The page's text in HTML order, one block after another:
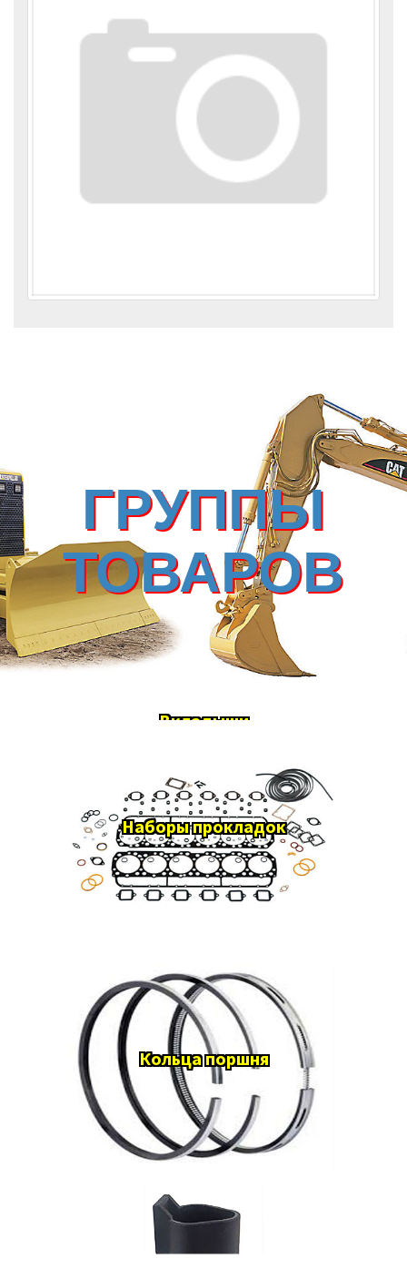
ГРУППЫ
ТОВАРОВ
Вкладыши
Наборы прокладок
Кольца поршня